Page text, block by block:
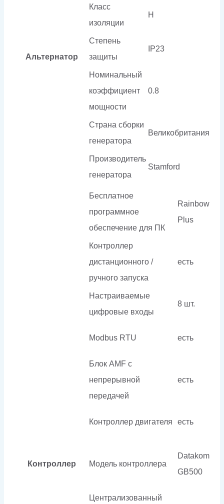
Альтернатор
Класс
изоляции
H
Степень
защиты
IP23
Номинальный
коэффициент
мощности
0.8
Страна сборки
генератора
Великобритания
Производитель
генератора
Stamford
Контроллер
Бесплатное
программное
обеспечение для ПК
Rainbow
Plus
Контроллер
дистанционного /
ручного запуска
есть
Настраиваемые
цифровые входы
8 шт.
Modbus RTU есть
Блок AMF с
непрерывной
передачей
есть
Контроллер двигателя есть
Модель контроллера
Datakom
GB500
Централизованный